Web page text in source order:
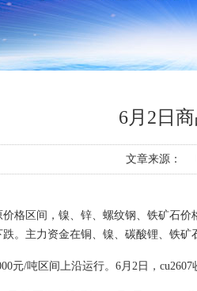
6月2日
文章来源：
格区间，镍、锌、螺纹钢、铁矿石价
。主力资金在铜、镍、碳酸锂、铁矿
元/吨区间上沿运行。 6月 2 日， cu2607